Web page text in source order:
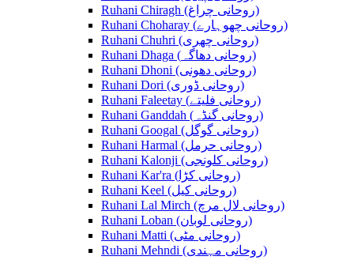
Ruhani Chiragh (روحانی چراغ)
Ruhani Choharay (روحانی چھوہارے)
Ruhani Chuhri (روحانی چھری)
Ruhani Dhaga (روحانی دھاگہ)
Ruhani Dhoni (روحانی دھونی)
Ruhani Dori (روحانی ڈوری)
Ruhani Faleetay (روحانی فلیتے)
Ruhani Ganddah (روحانی گنڈہ)
Ruhani Googal (روحانی گوگل)
Ruhani Harmal (روحانی حرمل)
Ruhani Kalonji (روحانی کلونجی)
Ruhani Kar'ra (روحانی کڑا)
Ruhani Keel (روحانی کیل)
Ruhani Lal Mirch (روحانی لال مرچ)
Ruhani Loban (روحانی لوبان)
Ruhani Matti (روحانی مٹی)
Ruhani Mehndi (روحانی مہندی)